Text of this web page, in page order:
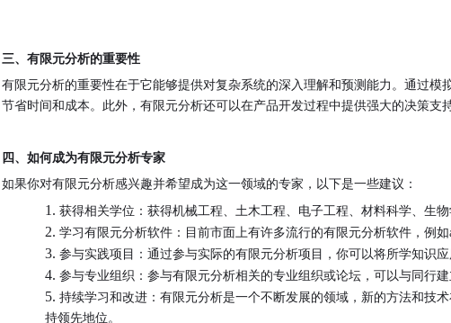
三、有限元分析的重要性
有限元分析的重要性在于它能够提供对复杂系统的深入理解和预测能力。通过模
节省时间和成本。此外，有限元分析还可以在产品开发过程中提供强大的决策支
四、如何成为有限元分析专家
如果你对有限元分析感兴趣并希望成为这一领域的专家，以下是一些建议：
1. 获得相关学位：获得机械工程、土木工程、电子工程、材料科学、生
2. 学习有限元分析软件：目前市面上有许多流行的有限元分析软件，例如
3. 参与实践项目：通过参与实际的有限元分析项目，你可以将所学知识
4. 参与专业组织：参与有限元分析相关的专业组织或论坛，可以与同行
5. 持续学习和改进：有限元分析是一个不断发展的领域，新的方法和技
持领先地位。